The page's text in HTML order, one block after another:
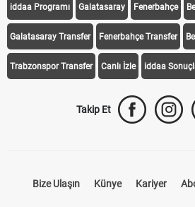
iddaa Programı Galatasaray Fenerbahçe
Galatasaray Transfer Fenerbahçe Transfer
Trabzonspor Transfer Canlı İzle iddaa
Takip Et
Bize Ulaşın Künye Kariyer